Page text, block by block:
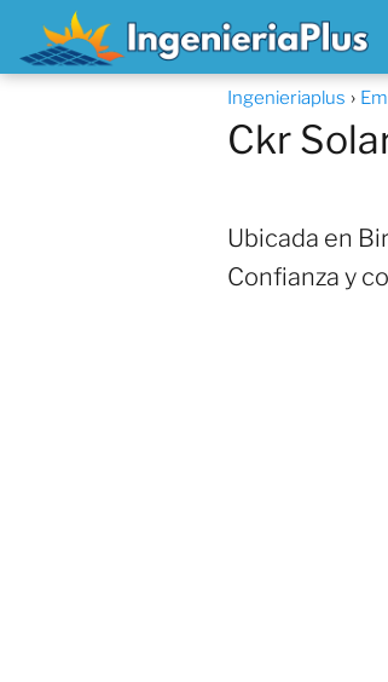
Ingenieriaplus
Ckr
Ubicada en
Confianza y